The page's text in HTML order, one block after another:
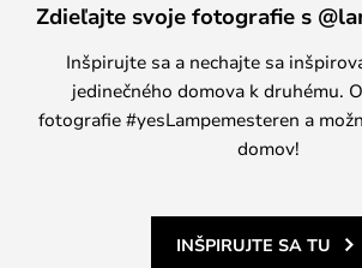
Zdieľajte svoje fotografie s
Inšpirujte sa a nechajte sa
jedinečného domova k druhému.
fotografie #yesLampemesteren a
domov!
INŠPIRUJTE SA TU